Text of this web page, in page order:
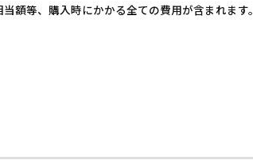
額等、購入時にかかる全ての費用が含まれます。